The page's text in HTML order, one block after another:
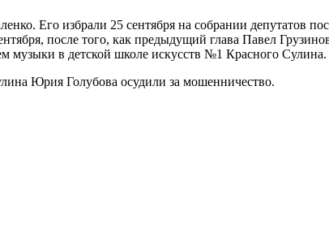
Его избрали 25 сентября на собрании депутатов
после того, как предыдущий глава Павел
музыки в детской школе искусств №1 Красного Сулина.
Юрия Голубова осудили за мошенничество.